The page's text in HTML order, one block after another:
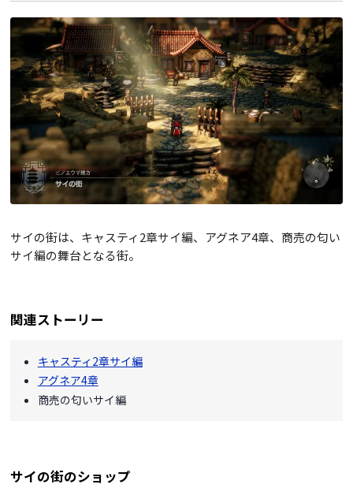
サイの街は、キャスティ2章サイ編、アグネア4章、商売の匂い
サイ編の舞台となる街。
関連ストーリー
キャスティ2章サイ編
アグネア4章
商売の匂いサイ編
サイの街のショップ